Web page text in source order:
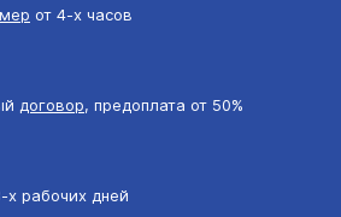
от 4-х часов
договор, предоплата от 50%
х рабочих дней